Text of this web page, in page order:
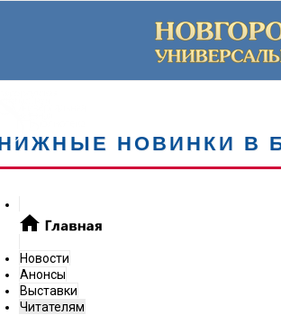
НОВИНКИ В
Новости
Анонсы
Выставки
Читателям